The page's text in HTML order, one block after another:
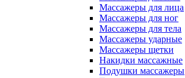
Массажеры для лица
Массажеры для ног
Массажеры для тела
Массажеры ударные
Массажеры щетки
Накидки массажные
Подушки массажеры